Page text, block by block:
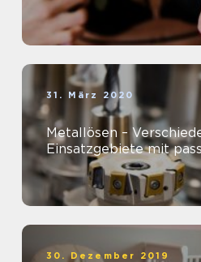
31. März 2020
Metallösen –
Einsatzgebiete mit
30. Dezember 2019